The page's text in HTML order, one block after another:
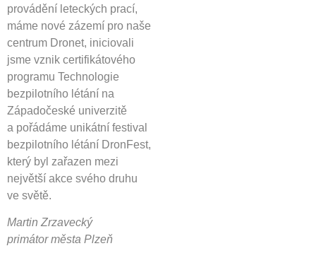
provádění leteckých prací,
máme nové zázemí pro naše
centrum Dronet, iniciovali
jsme vznik certifikátového
programu Technologie
bezpilotního létání na
Západočeské univerzitě
a pořádáme unikátní festival
bezpilotního létání DronFest,
který byl zařazen mezi
největší akce svého druhu
ve světě.
Martin Zrzavecký
primátor města Plzeň